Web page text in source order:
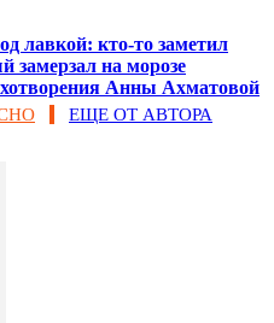
лавкой: кто-то заметил
замерзал на морозе
Анны Ахматовой
ЕЩЕ ОТ АВТОРА